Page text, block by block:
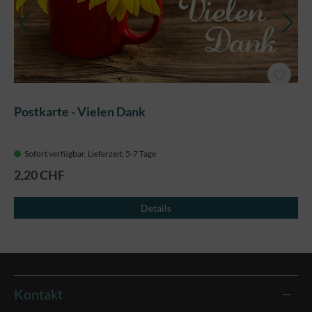
Postkarte - Vielen Dank
Sofort verfügbar, Lieferzeit: 5-7 Tage
2,20 CHF
Details
Kontakt